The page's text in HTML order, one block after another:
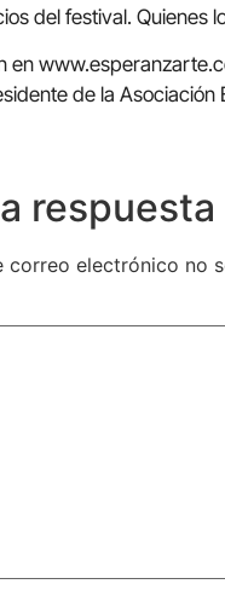
del festival. Quienes
en
de la Asociación
respuesta
correo electrónico no